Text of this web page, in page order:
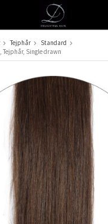
har blivit tillagd i varukorgen
Tejphår
Standard
Tejphår, Single drawn